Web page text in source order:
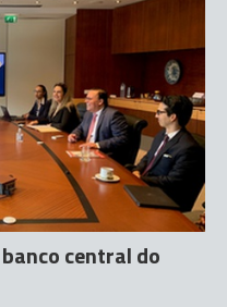
central do